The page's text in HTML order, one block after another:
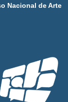
Nacional de Arte